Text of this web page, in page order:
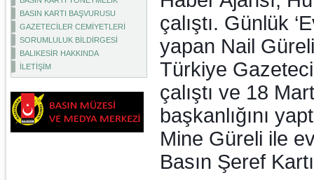
BASIN KARTI BAŞVURUSU
GAZETECİLER CEMİYETLERİ
SORUMLULUK BİLDİRGESİ
BALIKESİR HAKKINDA
İLETİŞİM
çalıştı. Günlük
yapan Nail
Türkiye
çalıştı ve 18
başkanlığını
Mine Güreli ile
Basın Şeref